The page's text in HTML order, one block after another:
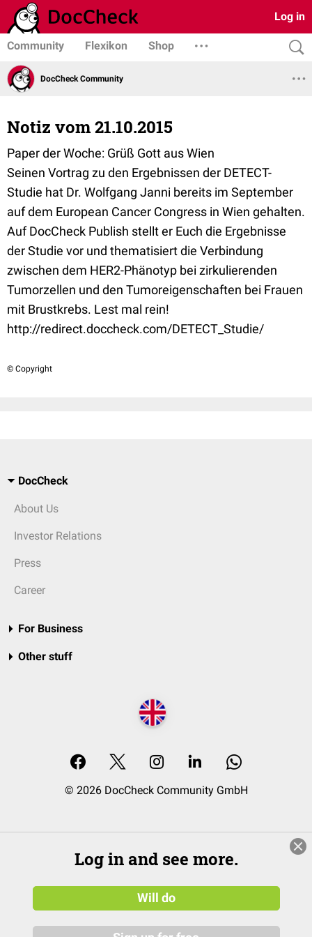
Log in
Community Flexikon Shop
DocCheck Community
Notiz vom 21.10.2015
Paper der Woche: Grüß Gott aus Wien
Seinen Vortrag zu den Ergebnissen der DETECT-
Studie hat Dr. Wolfgang Janni bereits im September
auf dem European Cancer Congress in Wien gehalten.
Auf DocCheck Publish stellt er Euch die Ergebnisse
der Studie vor und thematisiert die Verbindung
zwischen dem HER2-Phänotyp bei zirkulierenden
Tumorzellen und den Tumoreigenschaften bei Frauen
mit Brustkrebs. Lest mal rein!
http://redirect.doccheck.com/DETECT_Studie/
© Copyright
DocCheck
About Us
Investor Relations
Press
Career
For Business
Other stuff
© 2026 DocCheck Community GmbH
Log in and see more.
Will do